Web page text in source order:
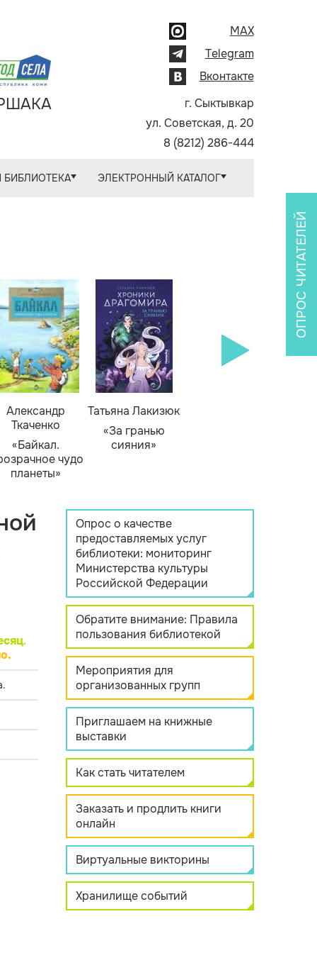
MAX
Telegram
Вконтакте
г. Сыктывкар
ул. Советская, д. 20
8 (8212) 286-444
БИБЛИОТЕКА ЭЛЕКТРОННЫЙ КАТАЛОГ
Александр
Ткаченко
«Байкал.
чудо
планеты»
Татьяна Лакизюк
«За гранью
сияния»
.
ОПРОС ЧИТАТЕЛЕЙ
Опрос о качестве
предоставляемых услуг
библиотеки: мониторинг
Министерства культуры
Российской Федерации
Обратите внимание: Правила
пользования библиотекой
Мероприятия для
организованных групп
Приглашаем на книжные
выставки
Как стать читателем
Заказать и продлить книги
онлайн
Виртуальные викторины
Хранилище событий